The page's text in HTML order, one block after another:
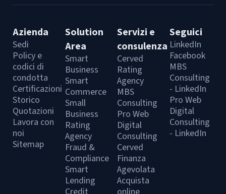
Azienda
Sedi
Policy e
codici di
condotta
Certificazioni
Storico
Quotazioni
Lavora con
noi
Sitemap
Solution
Area
Smart
Business
Smart
Commerce
Small
Business
Rating
Agency
Fraud &
Compliance
Smart
Lending
Servizi e
consulenza
Cerved
Rating
Agency
MBS
Consulting
Pro Web
Digital
Consulting
Cerved
Finanza
Agevolata
Acquista
Seguici
LinkedIn
Facebook
MBS
Consulting
- LinkedIn
Pro Web
Digital
Consulting
- LinkedIn